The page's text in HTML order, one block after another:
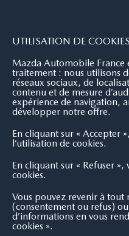
UTILISATION DE COOKIES
Mazda Automobile France
traitement : nous utilisons
réseaux sociaux, de
contenu et de mesure
expérience de navigation,
développer notre offre.
En cliquant sur « Accepter
l’utilisation de cookies.
En cliquant sur « Refuser »,
cookies.
Vous pouvez revenir à
(consentement ou refus)
d’informations en vous
cookies ».